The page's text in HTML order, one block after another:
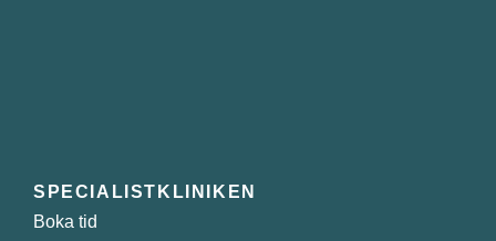
SPECIALISTKLINIKEN
Boka tid